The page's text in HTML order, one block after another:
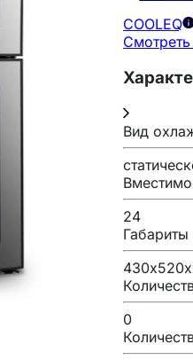
COOLEQ
Вид
24
Габариты
0